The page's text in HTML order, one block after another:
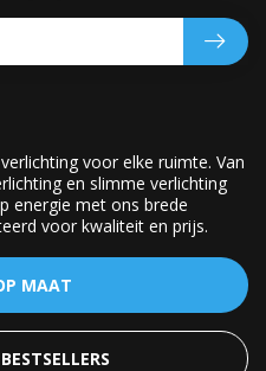
voor elke ruimte. Van
en slimme verlichting
energie met ons brede
voor kwaliteit en prijs.
MAAT